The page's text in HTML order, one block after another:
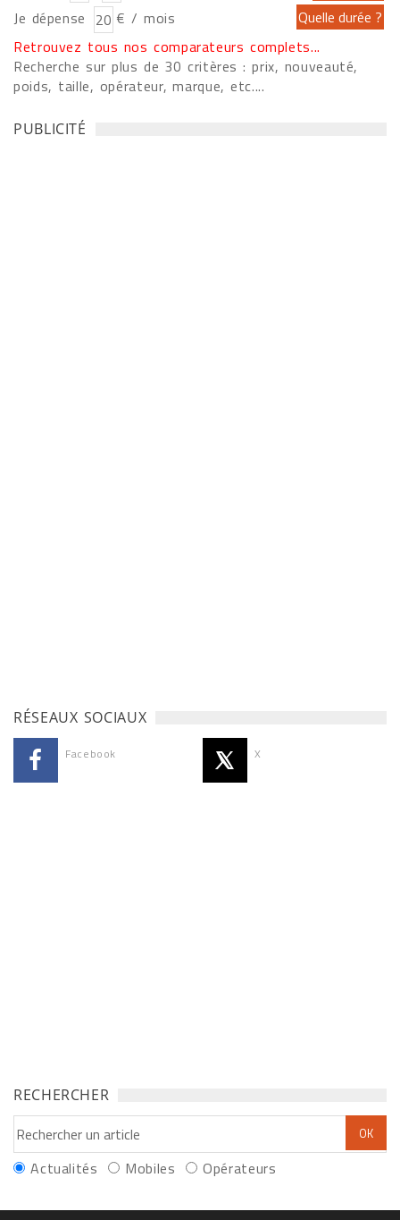
Je dépense
€ / mois
Retrouvez tous nos comparateurs complets...
Recherche sur plus de 30 critères : prix, nouveauté,
poids, taille, opérateur, marque, etc....
PUBLICITÉ
RÉSEAUX SOCIAUX
Facebook X
RECHERCHER
Actualités Mobiles Opérateurs